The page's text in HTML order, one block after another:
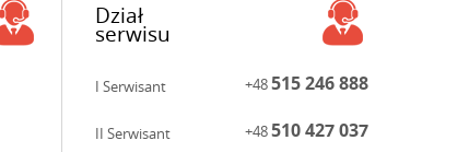
Dział
serwisu
I Serwisant +48515 246 888
II Serwisant +48510 427 037